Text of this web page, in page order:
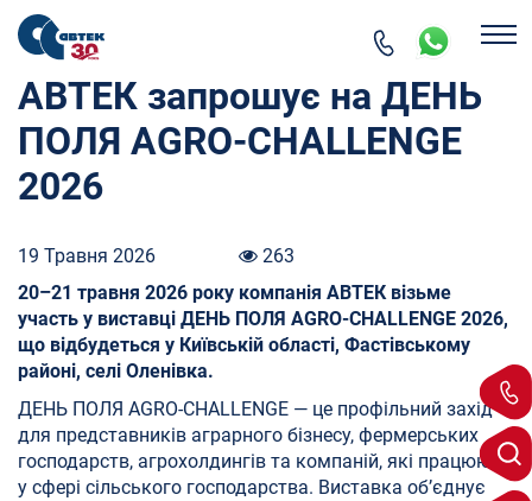
АВТЕК запрошує на ДЕНЬ
ПОЛЯ AGRO-CHALLENGE
2026
19 Травня 2026
263
20–21 травня 2026 року компанія АВТЕК візьме
участь у виставці ДЕНЬ ПОЛЯ AGRO-CHALLENGE 2026,
що відбудеться у Київській області, Фастівському
районі, селі Оленівка.
ДЕНЬ ПОЛЯ AGRO-CHALLENGE — це профільний захід
для представників аграрного бізнесу, фермерських
господарств, агрохолдингів та компаній, які працюють
у сфері сільського господарства. Виставка об’єднує